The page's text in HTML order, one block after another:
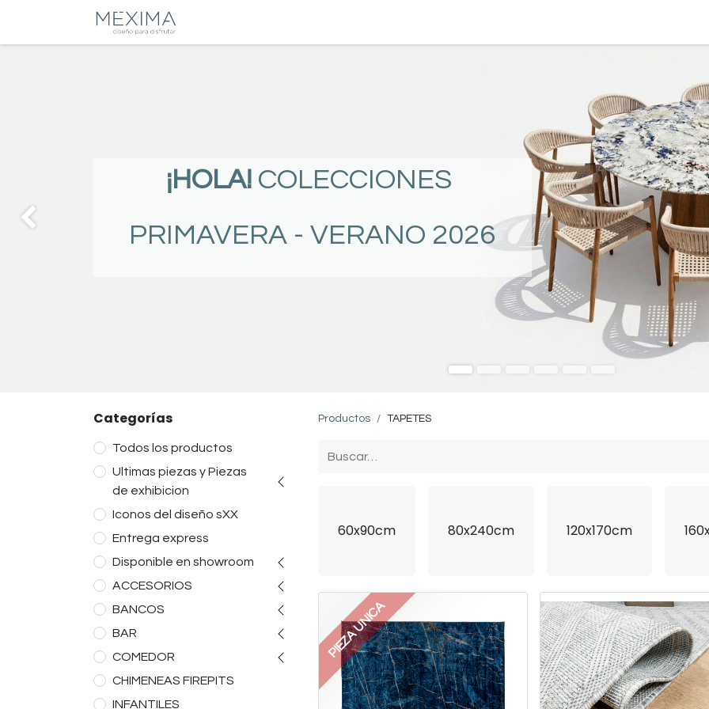
¡HOLA! COLECCIONES
PRIMAVERA - VERANO 2026
Anterior
Categorías
Todos los productos
Ultimas piezas y Piezas
de exhibicion
Iconos del diseño sXX
Entrega express
Disponible en showroom
ACCESORIOS
BANCOS
BAR
COMEDOR
CHIMENEAS FIREPITS
INFANTILES
Productos TAPETES
60x90cm 80x240cm 120x170cm
PIEZA UNICA